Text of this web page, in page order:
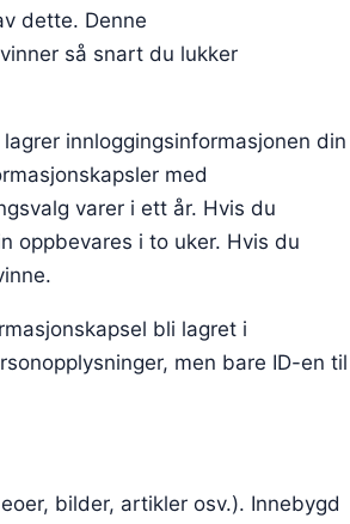
dette. Denne
så snart du lukker
innloggingsinformasjonen din
med
varer i ett år. Hvis du
oppbevares i to uker. Hvis du
bli lagret i
men bare ID-en til
bilder, artikler osv.). Innebygd